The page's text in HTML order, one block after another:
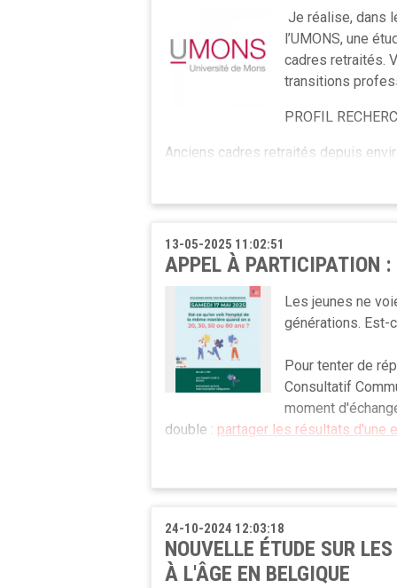
politique ; Ce que tu connais du
Je réalise, dans
l’UMONS, une
cadres retraités.
transitions
PROFIL
Anciens cadres retraités depuis
En présentiel ou à distance.
Participation anonyme et
Données strictement anonymisées à
CONTACT : Blenda Krasniqi
13-05-2025 11:02:51
APPEL À PARTICIPATION :
Les jeunes ne
générations. Est-
Pour tenter de
Consultatif
moment
double : partager les résultats d'une
d’échange et de rencontres. Durant
par des jeunes membres du Forum
inscription. Plus d’infos sont
24-10-2024 12:03:18
NOUVELLE ÉTUDE SUR
À L'ÂGE EN BELGIQUE